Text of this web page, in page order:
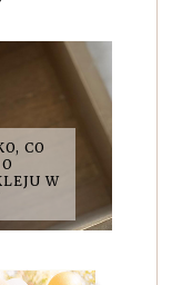
CO
W